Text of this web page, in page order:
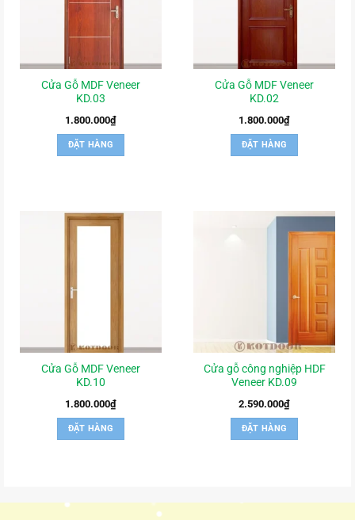
Cửa Gỗ MDF Veneer
KD.03
1.800.000₫
ĐẶT HÀNG
Cửa Gỗ MDF Veneer
KD.02
1.800.000₫
ĐẶT HÀNG
Cửa Gỗ MDF Veneer
KD.10
1.800.000₫
ĐẶT HÀNG
Cửa gỗ công nghiệp HDF
Veneer KD.09
2.590.000₫
ĐẶT HÀNG